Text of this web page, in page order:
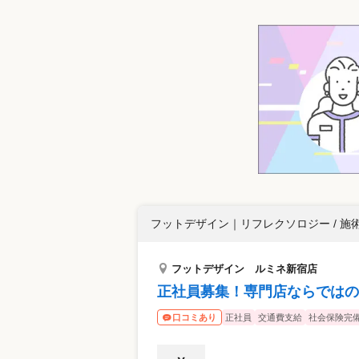
フットデザイン ｜ リフレクソロジー / 施
フットデザイン ルミネ新宿店
正社員募集！専門店ならでは
口コミあり 正社員 交通費支給 社会保険完